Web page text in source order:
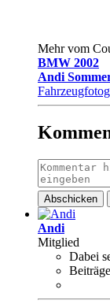
Mehr vom
BMW 2002
Andi
Abschicken
Andi
Mitglied
Dabei